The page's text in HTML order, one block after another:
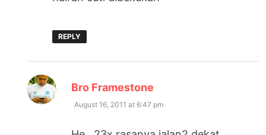
REPLY
Bro Framestone
August 16, 2011 at 6:47 pm